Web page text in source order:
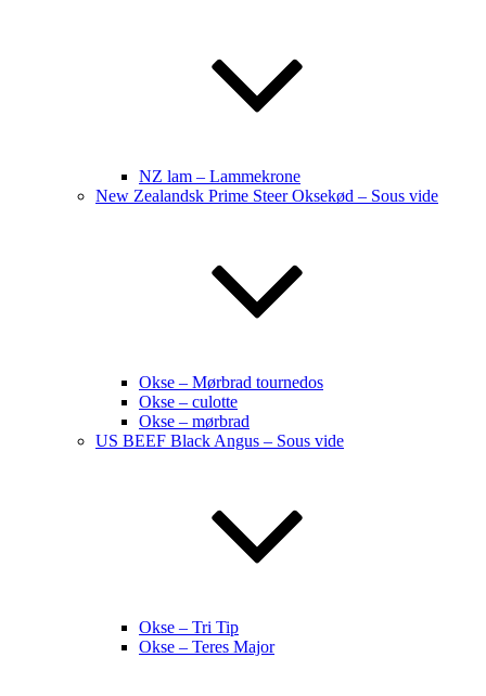
NZ lam – Lammekrone
New Zealandsk Prime Steer Oksekød – Sous vide
Okse – Mørbrad tournedos
Okse – culotte
Okse – mørbrad
US BEEF Black Angus – Sous vide
Okse – Tri Tip
Okse – Teres Major